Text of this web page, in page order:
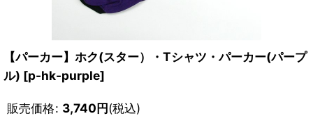
【パーカー】ホク(スター）・Tシャツ・パーカー(パープ
ル) [p-hk-purple]
販売価格: 3,740円(税込)